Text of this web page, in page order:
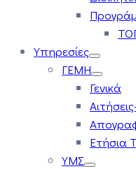
Υπηρεσίες
ΓΕΜΗ
Γενικά
Ετήσια
ΥΜΣ